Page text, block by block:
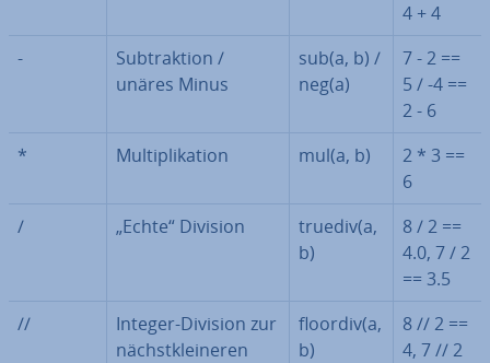
4 + 4
-
Sub­trak­ti­on /
unäres Minus
sub(a, b) /
neg(a)
7 - 2 ==
5 / -4 ==
2 - 6
*
Mul­ti­pli­ka­ti­on mul(a, b)
2 * 3 ==
6
/
„Echte“ Division
truediv(a,
b)
8 / 2 ==
4.0, 7 / 2
== 3.5
//
Integer-Division zur
nächst­klei­ne­ren
floordiv(a,
b)
8 // 2 ==
4, 7 // 2